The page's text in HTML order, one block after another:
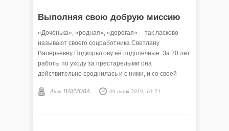
Выполняя свою добрую миссию
«Доченька», «родная», «дорогая» -- так ласково
называют своего соцработника Светлану
Валерьевну Подкорытову её подопечные. За 20 лет
работы по уходу за престарелыми она
действительно сроднилась и с ними, и со своей
просто не представляет. Но об этой профессии она
Анна НАУМОВА 08 июня 2019, 10:23